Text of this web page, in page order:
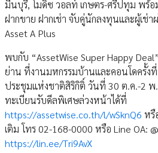
มีนบุรี, โมดิซ วอลท์ เกษตร-ศรีปทุม พร้อ
ฝากขาย ฝากเช่า จับคู่นักลงทุนและผู้เช่า
Asset A Plus
พบกับ “AssetWise Super Happy
ย่าน ที่งานมหกรรมบ้านและคอนโดครั้ง
ประชุมแห่งชาติสิริกิติ์ วันที่ 30 ต.ค.-2 พ
ทะเบียนรับดีลพิเศษล่วงหน้าได้ที่
https://assetwise.co.th/l/wSknQ6 หรื
เติม โทร 02-168-0000 หรือ Line OA:
https://lin.ee/Tri9AvX